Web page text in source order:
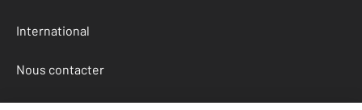
International
Nous contacter